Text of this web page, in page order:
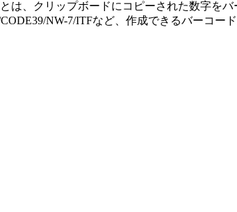
は、クリップボードにコピーされた数字を
NW-7/ITFなど、作成できるバーコ